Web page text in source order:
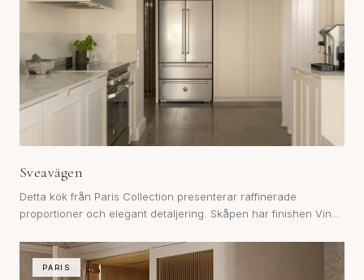
Sveavägen
Detta kök från Paris Collection presenterar raffinerade
proportioner och elegant detaljering. Skåpen har finishen Vino
skapa enastående
PARIS